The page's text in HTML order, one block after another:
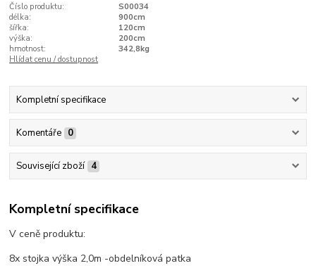
Číslo produktu:
S00034
délka:
900cm
šířka:
120cm
výška:
200cm
hmotnost:
342,8kg
Hlídat cenu / dostupnost
Kompletní specifikace
Komentáře 0
Související zboží 4
Kompletní specifikace
V ceně produktu:
8x stojka výška 2,0m -obdelníková patka